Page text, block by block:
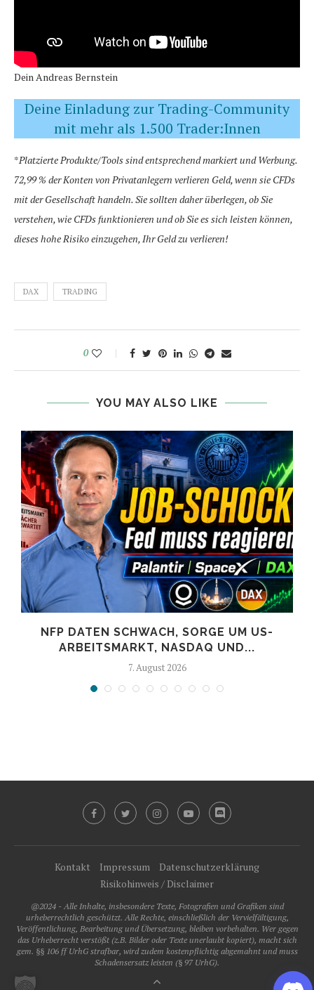
Dein Andreas Bernstein
Deine Einladung zur Trading-Community
mit mehr als 1.500 Trader:Innen
*Platzierte Produkte/Tools sind entsprechend markiert und Werbung.
72,99 % der Konten von Privatanlegern verlieren Geld, wenn sie CFDs
mit der Gesellschaft handeln. Sie sollten daher überlegen, ob Sie
verstehen, wie CFDs funktionieren und ob Sie es sich leisten können,
dieses hohe Risiko einzugehen, Ihr Geld zu verlieren!
DAX TRADING
0
YOU MAY ALSO LIKE
NFP DATEN SCHWACH, SORGE UM US-
ARBEITSMARKT, NASDAQ UND...
7. August 2026
Kontakt Impressum
Datenschutzerklärung
Risikohinweis / Disclaimer
@2024 - Alle Inhalte, insbesondere Texte, Fotografien und Grafiken sind
urheberrechtlich geschützt. Alle Rechte, einschließlich der Vervielfältigung,
Veröffentlichung, Bearbeitung und Übersetzung, bleiben vorbehalten. Wer gegen
das Urheberrecht verstößt (z.B. Bilder oder Texte unerlaubt kopiert), macht sich
gem. §§ 106 ff UrhG strafbar, wird zudem kostenpflichtig abgemahnt und muss
Schadensersatz leisten (§ 97 UrhG).